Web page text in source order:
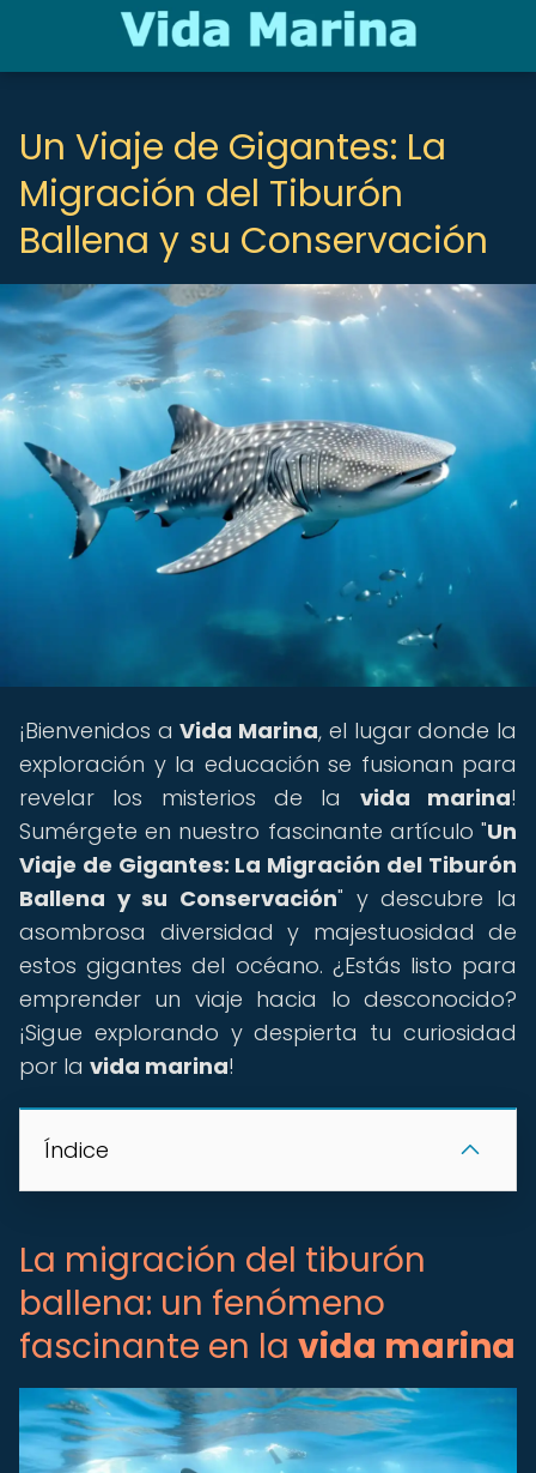
Un Viaje de Gigantes: La
Migración del Tiburón
Ballena y su Conservación
¡Bienvenidos aVida Marina, el lugar donde la
exploración y la educación se fusionan para
revelar los misterios de la vida marina!
Sumérgete en nuestro fascinante artículo "Un
Viaje de Gigantes: La Migración del Tiburón
Ballena y su Conservación" y descubre la
asombrosa diversidad y majestuosidad de
estos gigantes del océano. ¿Estás listo para
emprender un viaje hacia lo desconocido?
¡Sigue explorando y despierta tu curiosidad
por la vida marina!
Índice
La migración del tiburón
ballena: un fenómeno
fascinante en la vida marina